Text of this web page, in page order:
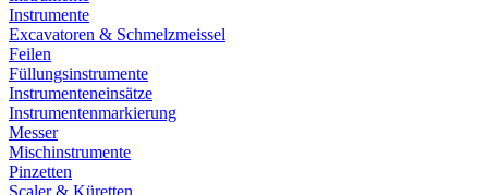
Instrumente
Excavatoren & Schmelzmeissel
Feilen
Füllungsinstrumente
Instrumenteneinsätze
Instrumentenmarkierung
Messer
Mischinstrumente
Pinzetten
Scaler & Küretten